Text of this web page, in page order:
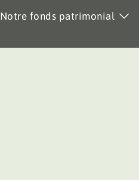
Notre fonds patrimonial